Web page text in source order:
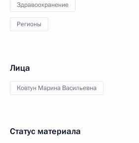
Здравоохранение
Регионы
Лица
Ковтун Марина Васильевна
Статус материала